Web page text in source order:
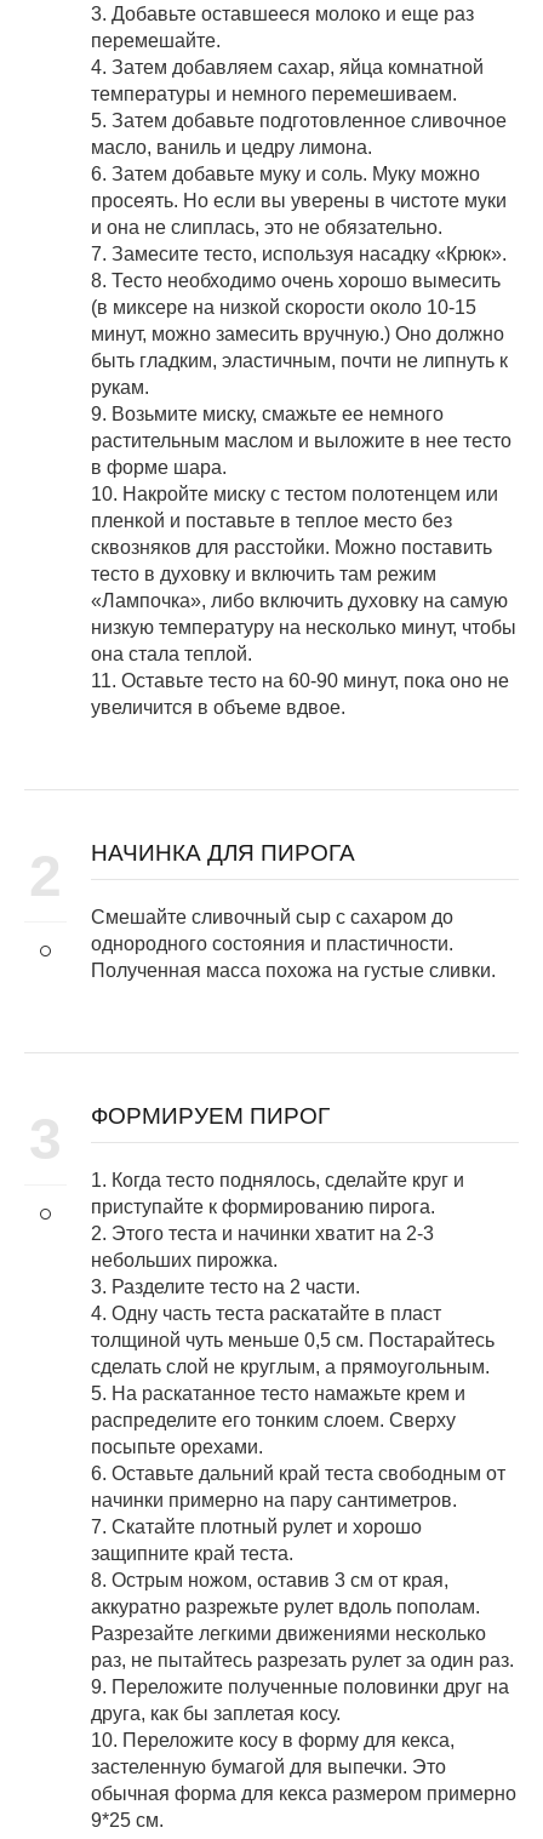
3. Добавьте оставшееся молоко и еще раз
перемешайте.
4. Затем добавляем сахар, яйца комнатной
температуры и немного перемешиваем.
5. Затем добавьте подготовленное сливочное
масло, ваниль и цедру лимона.
6. Затем добавьте муку и соль. Муку можно
просеять. Но если вы уверены в чистоте муки
и она не слиплась, это не обязательно.
7. Замесите тесто, используя насадку «Крюк».
8. Тесто необходимо очень хорошо вымесить
(в миксере на низкой скорости около 10-15
минут, можно замесить вручную.) Оно должно
быть гладким, эластичным, почти не липнуть к
рукам.
9. Возьмите миску, смажьте ее немного
растительным маслом и выложите в нее тесто
в форме шара.
10. Накройте миску с тестом полотенцем или
пленкой и поставьте в теплое место без
сквозняков для расстойки. Можно поставить
тесто в духовку и включить там режим
«Лампочка», либо включить духовку на самую
низкую температуру на несколько минут, чтобы
она стала теплой.
11. Оставьте тесто на 60-90 минут, пока оно не
увеличится в объеме вдвое.
2 НАЧИНКА ДЛЯ ПИРОГА
Смешайте сливочный сыр с сахаром до
однородного состояния и пластичности.
Полученная масса похожа на густые сливки.
3 ФОРМИРУЕМ ПИРОГ
1. Когда тесто поднялось, сделайте круг и
приступайте к формированию пирога.
2. Этого теста и начинки хватит на 2-3
небольших пирожка.
3. Разделите тесто на 2 части.
4. Одну часть теста раскатайте в пласт
толщиной чуть меньше 0,5 см. Постарайтесь
сделать слой не круглым, а прямоугольным.
5. На раскатанное тесто намажьте крем и
распределите его тонким слоем. Сверху
посыпьте орехами.
6. Оставьте дальний край теста свободным от
начинки примерно на пару сантиметров.
7. Скатайте плотный рулет и хорошо
защипните край теста.
8. Острым ножом, оставив 3 см от края,
аккуратно разрежьте рулет вдоль пополам.
Разрезайте легкими движениями несколько
раз, не пытайтесь разрезать рулет за один раз.
9. Переложите полученные половинки друг на
друга, как бы заплетая косу.
10. Переложите косу в форму для кекса,
застеленную бумагой для выпечки. Это
обычная форма для кекса размером примерно
9*25 см.